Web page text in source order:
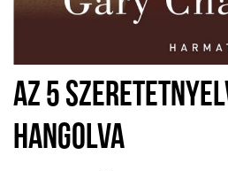
AZ 5
HANGOLVA